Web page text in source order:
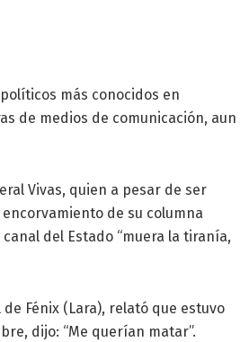
más conocidos en
de medios de comunicación, aun
Vivas, quien a pesar de ser
de su columna
del Estado “muera la tiranía,
Fénix (Lara), relató que estuvo
dijo: “Me querían matar”.